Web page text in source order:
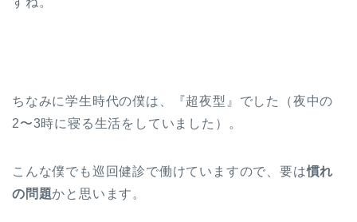
ちなみに学生時代の僕は、『超夜型』でした（夜中の
2〜3時に寝る生活をしていました）。
こんな僕でも巡回健診で働けていますので、要は慣れ
の問題かと思います。